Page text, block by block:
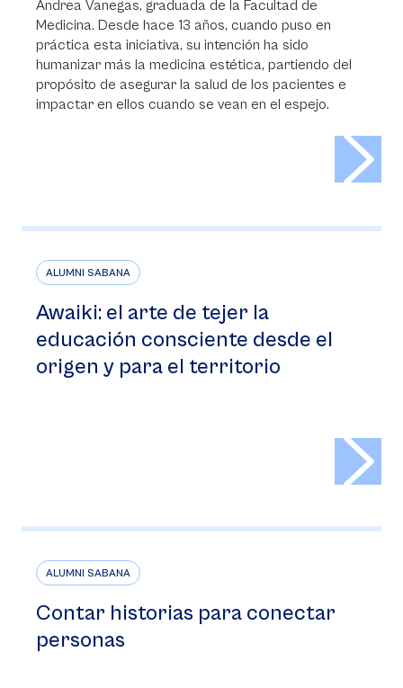
Andrea Vanegas, graduada de la Facultad de
Medicina. Desde hace 13 años, cuando puso en
práctica esta iniciativa, su intención ha sido
humanizar más la medicina estética, partiendo del
propósito de asegurar la salud de los pacientes e
impactar en ellos cuando se vean en el espejo.
ALUMNI SABANA
Awaiki: el arte de tejer la
educación consciente desde el
origen y para el territorio
ALUMNI SABANA
Contar historias para conectar
personas